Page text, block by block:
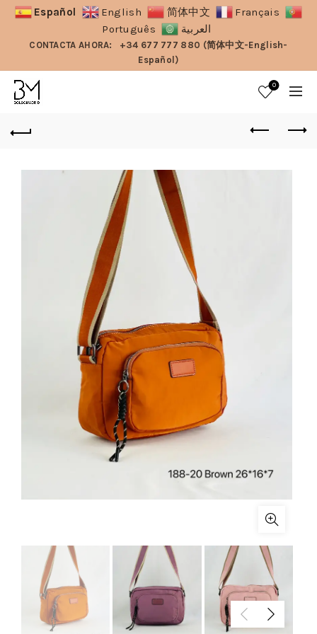
Español English 简体中文
Français
Português
العربية
CONTACTA AHORA:
+34 677 777 880 (简体中文-English-
Español)
0